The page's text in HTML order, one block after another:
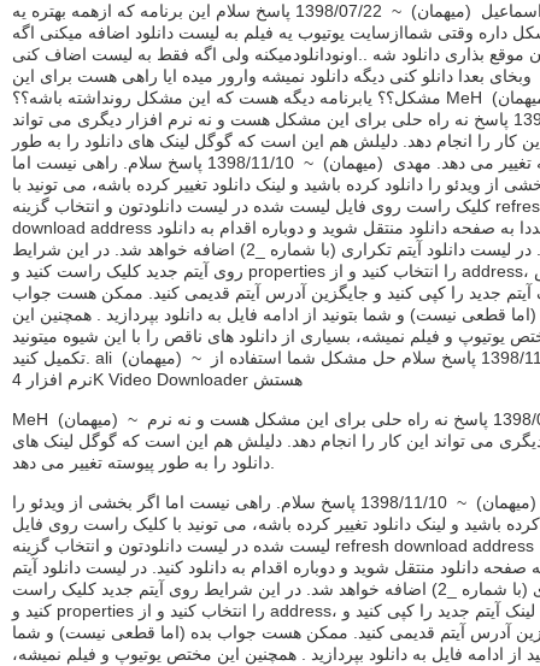
اسماعیل (ميهمان) ~ 1398/07/22 پاسخ سلام این برنامه که ازهمه بهتره یه
داره وقتی شماازسایت یوتیوب یه فیلم به لیست دانلود اضافه میکنی اگه
موقع بذاری دانلود شه ..اونودانلودمیکنه ولی اگه فقط به لیست اضاف کنی
وبخای بعدا دانلو کنی دیگه دانلود نمیشه وارور میده ایا راهی هست برای این
مشکل؟؟ یابرنامه دیگه هست که این مشکل رونداشته باشه؟؟ MeH (ميهمان) ~
1398/08/3 پاسخ نه راه حلی برای این مشکل هست و نه نرم افزار دیگری می تواند
کار را انجام دهد. دلیلش هم این است که گوگل لینک های دانلود را به طور
پیوسته تغییر می دهد. مهدی (ميهمان) ~ 1398/11/10 پاسخ سلام. راهی نیست اما
از ویدئو را دانلود کرده باشید و لینک دانلود تغییر کرده باشه، می تونید با
کلیک راست روی فایل لیست شده در لیست دانلودتون و انتخاب گزینه refresh
download address مجددا به صفحه دانلود منتقل شوید و دوباره اقدام به دانلود
کنید. در لیست دانلود آیتم تکراری (با شماره _2) اضافه خواهد شد. در این شرایط
روی آیتم جدید کلیک راست کنید و properties را انتخاب کنید و از address، آدرس
آیتم جدید را کپی کنید و جایگزین آدرس آیتم قدیمی کنید. ممکن هست جواب
(اما قطعی نیست) و شما بتونید از ادامه فایل به دانلود بپردازید . همچنین این
یوتیوپ و فیلم نمیشه، بسیاری از دانلود های ناقص را با این شیوه میتونید
تکمیل کنید. ali (ميهمان) ~ 1398/11/30 پاسخ سلام حل مشکل شما استفاده از
نرم افزار 4K Video Downloader هستش
MeH (ميهمان) ~ 1398/08/3 پاسخ نه راه حلی برای این مشکل هست و نه نرم
می تواند این کار را انجام دهد. دلیلش هم این است که گوگل لینک های
مهدی (ميهمان) ~ 1398/11/10 پاسخ سلام. راهی نیست اما اگر بخشی از ویدئو را
کرده باشید و لینک دانلود تغییر کرده باشه، می تونید با کلیک راست روی فایل
لیست شده در لیست دانلودتون و انتخاب گزینه refresh download address مجددا
صفحه دانلود منتقل شوید و دوباره اقدام به دانلود کنید. در لیست دانلود آیتم
تکراری (با شماره _2) اضافه خواهد شد. در این شرایط روی آیتم جدید کلیک راست
کنید و properties را انتخاب کنید و از address، آدرس لینک آیتم جدید را کپی کنید و
آدرس آیتم قدیمی کنید. ممکن هست جواب بده (اما قطعی نیست) و شما
از ادامه فایل به دانلود بپردازید . همچنین این مختص یوتیوپ و فیلم نمیشه،